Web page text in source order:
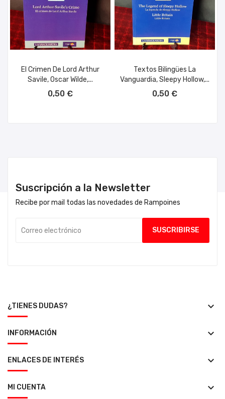
El Crimen De Lord Arthur
Savile, Oscar Wilde,...
0,50 €
Textos Bilingües La
Vanguardia, Sleepy Hollow,...
0,50 €
Suscripción a la Newsletter
Recibe por mail todas las novedades de Rampoines
¿TIENES DUDAS? keyboard_arrow_down
INFORMACIÓN keyboard_arrow_down
ENLACES DE INTERÉS keyboard_arrow_down
MI CUENTA keyboard_arrow_down